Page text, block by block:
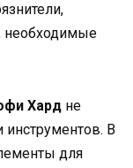
необходимые
Хард не
инструментов. В
для